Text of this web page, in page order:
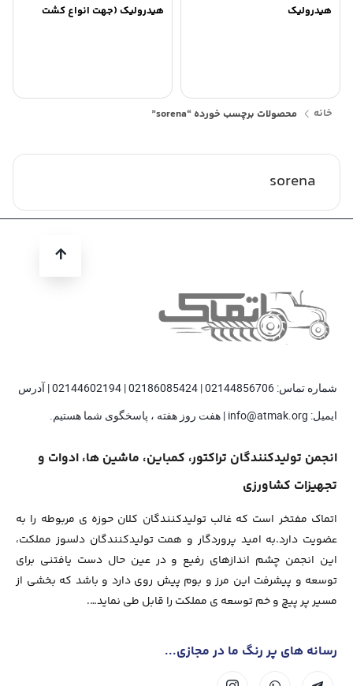
هیدرولیک
هیدرولیک (جهت انواع کشت
خانه محصولات برچسب خورده “sorena”
sorena
شماره تماس: 02144856706 | 02186085424 | 02144602194 | آدرس
ایمیل: info@atmak.org | هفت روز هفته ، پاسخگوی شما هستیم.
انجمن تولیدکنندگان تراکتور، کمباین، ماشین ها، ادوات و
تجهیزات کشاورزی
اتماک مفتخر است که غالب تولیدکنندگان کلان حوزه ی مربوطه را به
عضویت دارد.به امید پروردگار و همت تولیدکنندگان دلسوز مملکت،
این انجمن چشم اندازهای رفیع و در عین حال دست یافتنی برای
توسعه و پیشرفت این مرز و بوم پیش روی دارد و باشد که بخشی از
مسیر پر پیچ و خم توسعه ی مملکت را قابل طی نماید….
رسانه های پر رنگ ما در مجازی...